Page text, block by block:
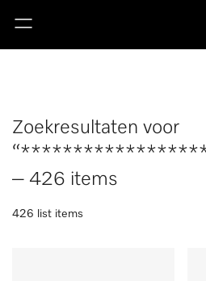
Zoekresultaten voor
– 426 items
426 list items